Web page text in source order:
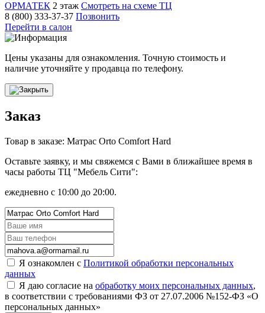
ОРМАТЕК 2 этаж Смотреть на схеме ТЦ
8 (800) 333-37-37 Позвонить
Перейти в салон
Цены указаны для ознакомления. Точную стоимость и
наличие уточняйте у продавца по телефону.
Заказ
Товар в заказе: Матрас Orto Comfort Hard
Оставьте заявку, и мы свяжемся с Вами в ближайшее время в
часы работы ТЦ "Мебель Сити":
ежедневно с 10:00 до 20:00.
Я ознакомлен с Политикой обработки персональных
данных
Я даю согласие на обработку моих персональных данных,
в соответствии с требованиями ФЗ от 27.07.2006 №152-ФЗ «О
персональных данных»